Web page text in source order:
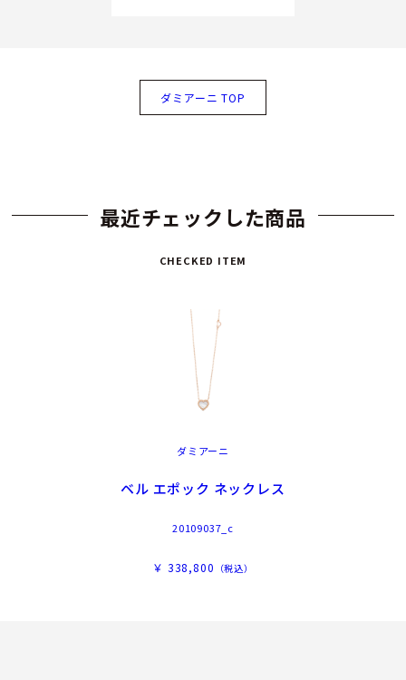
ダミアーニ TOP
最近チェックした商品
CHECKED ITEM
ダミアーニ
ベル エポック ネックレス
20109037_c
￥ 338,800 （税込）